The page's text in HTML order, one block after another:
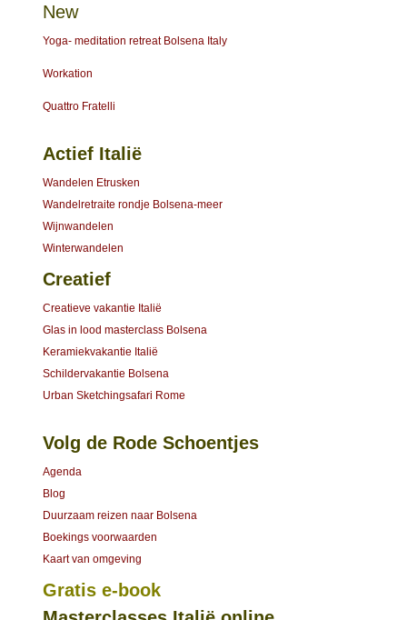
New
Yoga- meditation retreat Bolsena Italy
Workation
Quattro Fratelli
Actief Italië
Wandelen Etrusken
Wandelretraite rondje Bolsena-meer
Wijnwandelen
Winterwandelen
Creatief
Creatieve vakantie Italië
Glas in lood masterclass Bolsena
Keramiekvakantie Italië
Schildervakantie Bolsena
Urban Sketchingsafari Rome
Volg de Rode Schoentjes
Agenda
Blog
Duurzaam reizen naar Bolsena
Boekings voorwaarden
Kaart van omgeving
Gratis e-book